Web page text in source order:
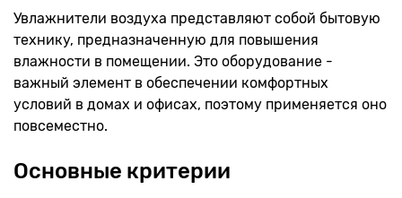
Увлажнители воздуха представляют собой бытовую
технику, предназначенную для повышения
влажности в помещении. Это оборудование -
важный элемент в обеспечении комфортных
условий в домах и офисах, поэтому применяется оно
повсеместно.
Основные критерии